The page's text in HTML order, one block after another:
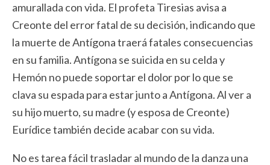
amurallada con vida. El profeta Tiresias avisa a
Creonte del error fatal de su decisión, indicando que
la muerte de Antígona traerá fatales consecuencias
en su familia. Antígona se suicida en su celda y
Hemón no puede soportar el dolor por lo que se
clava su espada para estar junto a Antígona. Al ver a
su hijo muerto, su madre (y esposa de Creonte)
Eurídice también decide acabar con su vida.
No es tarea fácil trasladar al mundo de la danza una